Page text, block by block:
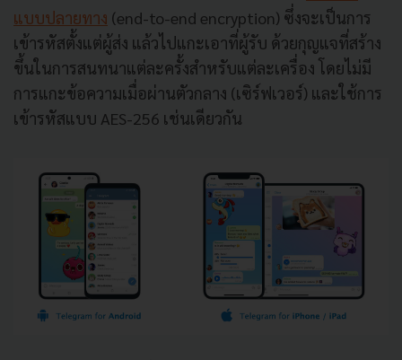
แบบปลายทาง (end-to-end encryption) ซึ่งจะเป็นการ
เข้ารหัสตั้งแต่ผู้ส่ง แล้วไปแกะเอาที่ผู้รับ ด้วยกุญแจที่สร้าง
ขึ้นในการสนทนาแต่ละครั้งสำหรับแต่ละเครื่อง โดยไม่มี
การแกะข้อความเมื่อผ่านตัวกลาง (เซิร์ฟเวอร์) และใช้การ
เข้ารหัสแบบ AES-256 เช่นเดียวกัน